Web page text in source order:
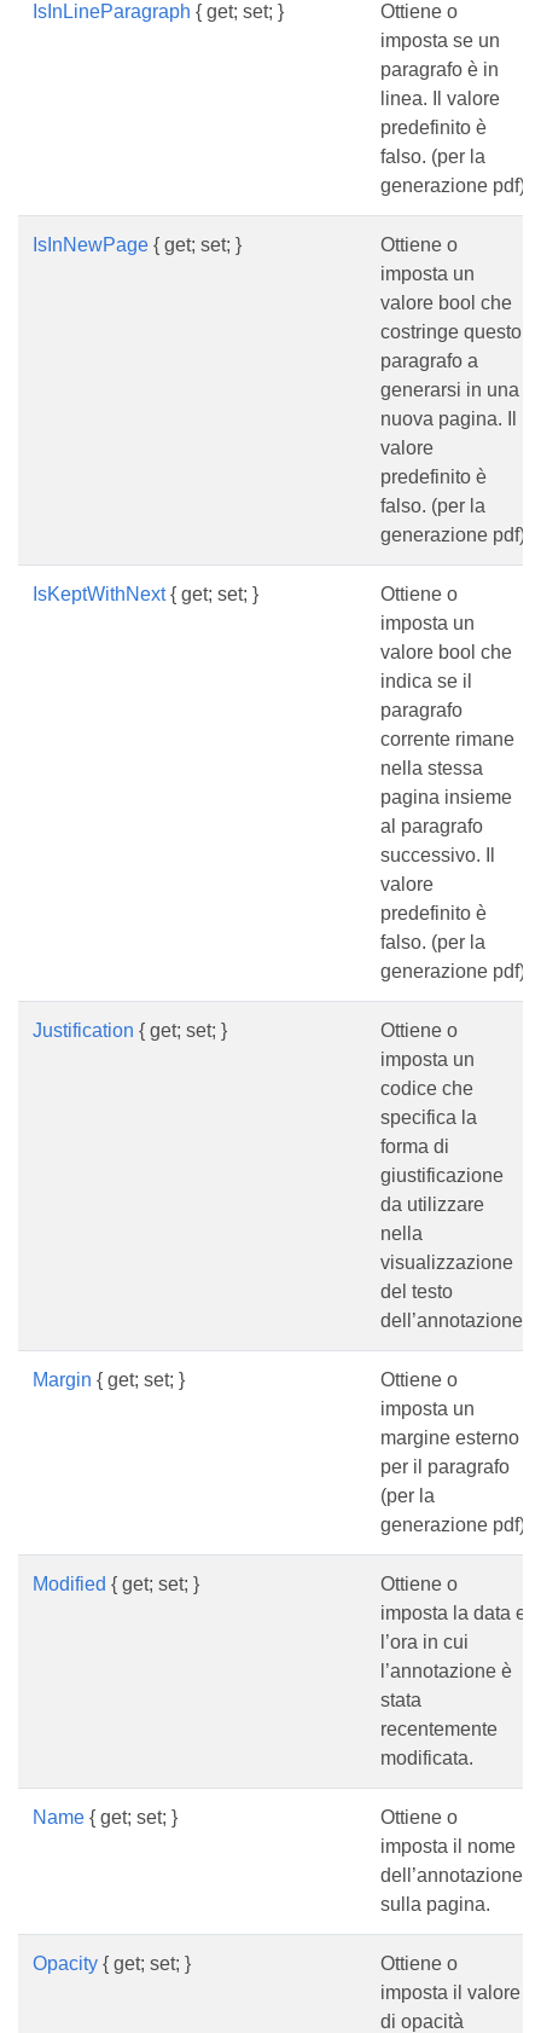
IsInLineParagraph { get; set; }
Ottiene o
imposta se un
paragrafo è in
linea. Il valore
predefinito è
falso. (per la
generazione pdf)
IsInNewPage { get; set; }
Ottiene o
imposta un
valore bool che
costringe questo
paragrafo a
generarsi in una
nuova pagina. Il
valore
predefinito è
falso. (per la
generazione pdf)
IsKeptWithNext{ get; set; }
Ottiene o
imposta un
valore bool che
indica se il
paragrafo
corrente rimane
nella stessa
pagina insieme
al paragrafo
successivo. Il
valore
predefinito è
falso. (per la
generazione pdf)
Justification { get; set; }
Ottiene o
imposta un
codice che
specifica la
forma di
giustificazione
da utilizzare
nella
visualizzazione
del testo
dell’annotazione.
Margin { get; set; }
Ottiene o
imposta un
margine esterno
per il paragrafo
(per la
generazione pdf)
Modified { get; set; }
Ottiene o
imposta la data e
l’ora in cui
l’annotazione è
stata
recentemente
modificata.
Name { get; set; }
Ottiene o
imposta il nome
dell’annotazione
sulla pagina.
Opacity { get; set; }
Ottiene o
imposta il valore
di opacità